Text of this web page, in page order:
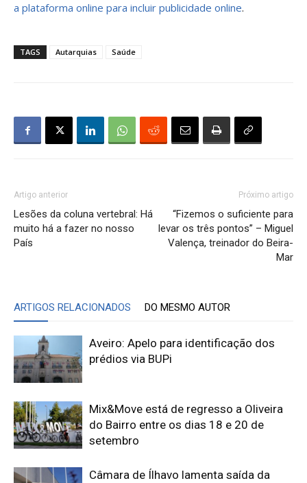
a plataforma online para incluir publicidade online.
TAGS Autarquias Saúde
Artigo anterior
Lesões da coluna vertebral: Há
muito há a fazer no nosso
País
Próximo artigo
“Fizemos o suficiente para
levar os três pontos” – Miguel
Valença, treinador do Beira-
Mar
ARTIGOS RELACIONADOS DO MESMO AUTOR
Aveiro: Apelo para identificação dos
prédios via BUPi
Mix&Move está de regresso a Oliveira
do Bairro entre os dias 18 e 20 de
setembro
Câmara de Ílhavo lamenta saída da